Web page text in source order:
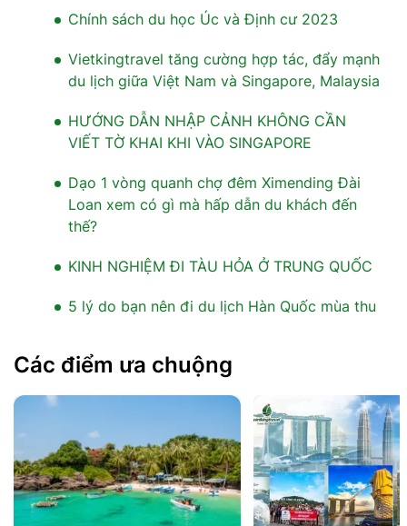
Chính sách du học Úc và Định cư 2023
Vietkingtravel tăng cường hợp tác, đẩy mạnh
du lịch giữa Việt Nam và Singapore, Malaysia
HƯỚNG DẪN NHẬP CẢNH KHÔNG CẦN
VIẾT TỜ KHAI KHI VÀO SINGAPORE
Dạo 1 vòng quanh chợ đêm Ximending Đài
Loan xem có gì mà hấp dẫn du khách đến
thế?
KINH NGHIỆM ĐI TÀU HỎA Ở TRUNG QUỐC
5 lý do bạn nên đi du lịch Hàn Quốc mùa thu
Các điểm ưa chuộng